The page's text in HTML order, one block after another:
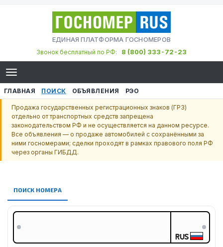
ЕДИНАЯ ПЛАТФОРМА ГОСНОМЕРОВ
Звонок бесплатный по РФ:
8 (800) 333-72-23
ГЛАВНАЯ ПОИСК ОБЪЯВЛЕНИЯ РЭО
Продажа государственных регистрационных знаков (ГРЗ)
отдельно от транспортных средств запрещена
законодательством РФ и не осуществляется на данном ресурсе.
Все объявления — о продаже автомобилей с сохранёнными за
ними госномерами; сделки проходят в рамках правового поля РФ
через органы ГИБДД.
ПОИСК НОМЕРА
RUS